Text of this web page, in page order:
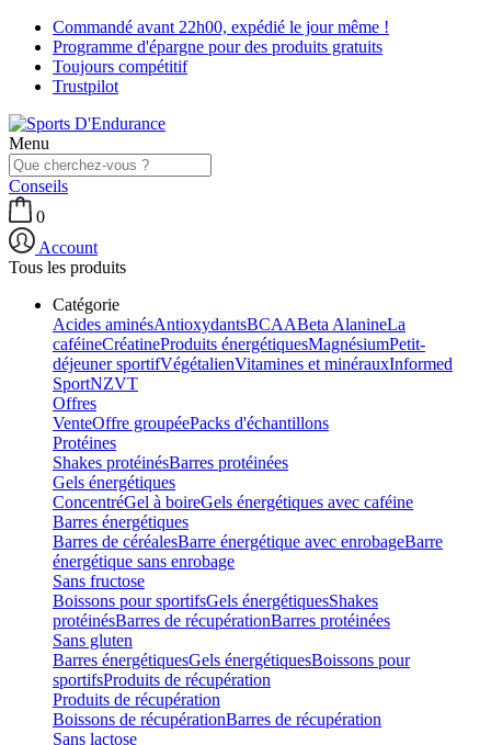
Commandé avant 22h00, expédié le jour même !
Programme d'épargne pour des produits gratuits
Toujours compétitif
Trustpilot
Menu
Conseils
0
Account
Tous les produits
Catégorie
Acides aminésAntioxydantsBCAABeta AlanineLa
caféineCréatineProduits énergétiquesMagnésiumPetit-
déjeuner sportifVégétalienVitamines et minérauxInformed
SportNZVT
Offres
VenteOffre groupéePacks d'échantillons
Protéines
Shakes protéinésBarres protéinées
Gels énergétiques
ConcentréGel à boireGels énergétiques avec caféine
Barres énergétiques
Barres de céréalesBarre énergétique avec enrobageBarre
énergétique sans enrobage
Sans fructose
Boissons pour sportifsGels énergétiquesShakes
protéinésBarres de récupérationBarres protéinées
Sans gluten
Barres énergétiquesGels énergétiquesBoissons pour
sportifsProduits de récupération
Produits de récupération
Boissons de récupérationBarres de récupération
Sans lactose